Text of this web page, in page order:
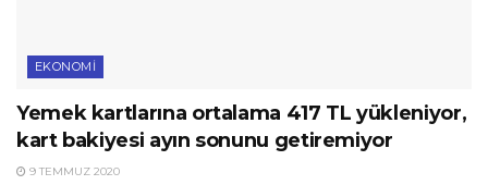
EKONOMI
Yemek kartlarına ortalama 417 TL yükleniyor,
kart bakiyesi ayın sonunu getiremiyor
9 TEMMUZ 2020